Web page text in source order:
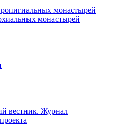
монастырей
монастырей
вестник. Журнал